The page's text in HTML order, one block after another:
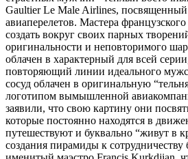
Gaultier Le Male Airlines, посвященный
авиаперелетов. Мастера
создать вокруг своих парных
оригинальности и неповторимого
облачен в характерный для всей
повторяющий линии идеального
сосуд облачен в оригинальную
логотипом вымышленной
заявили, что свою картину они
которые постоянно находятся в
путешествуют и буквально “живут в
создания пирамиды к